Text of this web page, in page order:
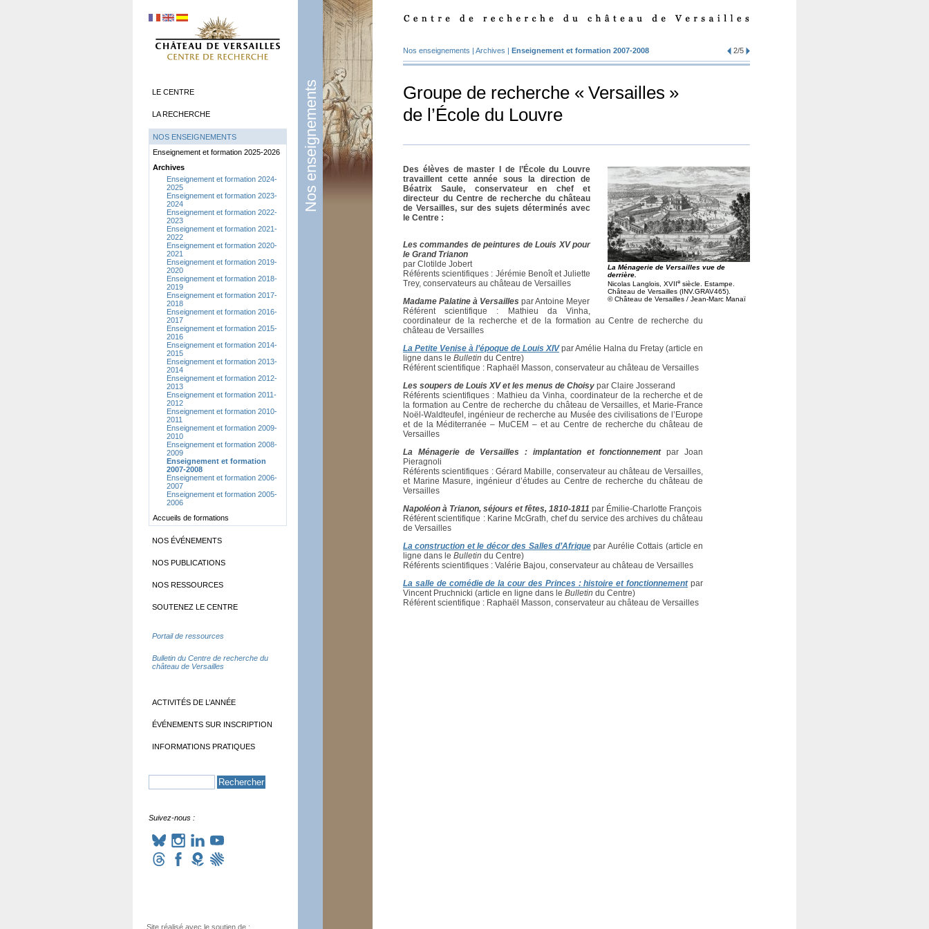
Nos enseignements
2/5
Nos enseignements | Archives | Enseignement et formation 2007-2008
Groupe de recherche « Versailles »
de l’École du Louvre
La Ménagerie de Versailles vue de
derrière.
Nicolas Langlois, XVIIe siècle. Estampe.
Château de Versailles (INV.GRAV465).
© Château de Versailles / Jean-Marc Manaï
Des élèves de master I de l’École du Louvre
travaillent cette année sous la direction de
Béatrix Saule, conservateur en chef et
directeur du Centre de recherche du château
de Versailles, sur des sujets déterminés avec
le Centre :
Les commandes de peintures de LouisXVpour
le Grand Trianon
par Clotilde Jobert
Référents scientifiques : Jérémie Benoît et Juliette
Trey, conservateurs au château de Versailles
Madame Palatine à Versailles par Antoine Meyer
Référent scientifique : Mathieu da Vinha,
coordinateur de la recherche et de la formation au Centre de recherche du
château de Versailles
La Petite Venise à l’époque de LouisXIV par Amélie Halna du Fretay (article en
ligne dans le Bulletin du Centre)
Référent scientifique : Raphaël Masson, conservateur au château de Versailles
Les soupers de LouisXVet les menus de Choisy par Claire Josserand
Référents scientifiques : Mathieu da Vinha, coordinateur de la recherche et de
la formation au Centre de recherche du château de Versailles, et Marie-France
Noël-Waldteufel, ingénieur de recherche au Musée des civilisations de l’Europe
et de la Méditerranée – MuCEM – et au Centre de recherche du château de
Versailles
La Ménagerie de Versailles : implantation et fonctionnement par Joan
Pieragnoli
Référents scientifiques : Gérard Mabille, conservateur au château de Versailles,
et Marine Masure, ingénieur d’études au Centre de recherche du château de
Versailles
Napoléon à Trianon, séjours et fêtes, 1810-1811 par Émilie-Charlotte François
Référent scientifique : Karine McGrath, chef du service des archives du château
de Versailles
La construction et le décor des Salles d’Afrique par Aurélie Cottais (article en
ligne dans le Bulletin du Centre)
Référents scientifiques : Valérie Bajou, conservateur au château de Versailles
La salle de comédie de la cour des Princes : histoire et fonctionnement par
Vincent Pruchnicki (article en ligne dans le Bulletin du Centre)
Référent scientifique : Raphaël Masson, conservateur au château de Versailles
LE CENTRE
LA RECHERCHE
NOS ENSEIGNEMENTS
Enseignement et formation 2025-2026
Archives
Enseignement et formation 2024-
2025
Enseignement et formation 2023-
2024
Enseignement et formation 2022-
2023
Enseignement et formation 2021-
2022
Enseignement et formation 2020-
2021
Enseignement et formation 2019-
2020
Enseignement et formation 2018-
2019
Enseignement et formation 2017-
2018
Enseignement et formation 2016-
2017
Enseignement et formation 2015-
2016
Enseignement et formation 2014-
2015
Enseignement et formation 2013-
2014
Enseignement et formation 2012-
2013
Enseignement et formation 2011-
2012
Enseignement et formation 2010-
2011
Enseignement et formation 2009-
2010
Enseignement et formation 2008-
2009
Enseignement et formation
2007-2008
Enseignement et formation 2006-
2007
Enseignement et formation 2005-
2006
Accueils de formations
NOS ÉVÉNEMENTS
NOS PUBLICATIONS
NOS RESSOURCES
SOUTENEZ LE CENTRE
Portail de ressources
Bulletin du Centre de recherche du
château de Versailles
ACTIVITÉS DE L’ANNÉE
ÉVÉNEMENTS SUR INSCRIPTION
INFORMATIONS PRATIQUES
Suivez-nous :
Site réalisé avec le soutien de :